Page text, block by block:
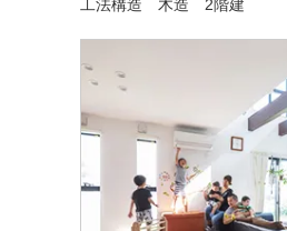
工法構造 木造 2階建